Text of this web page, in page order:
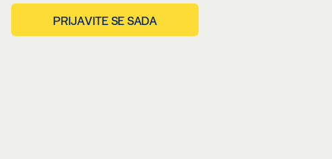
PRIJAVITE SE SADA